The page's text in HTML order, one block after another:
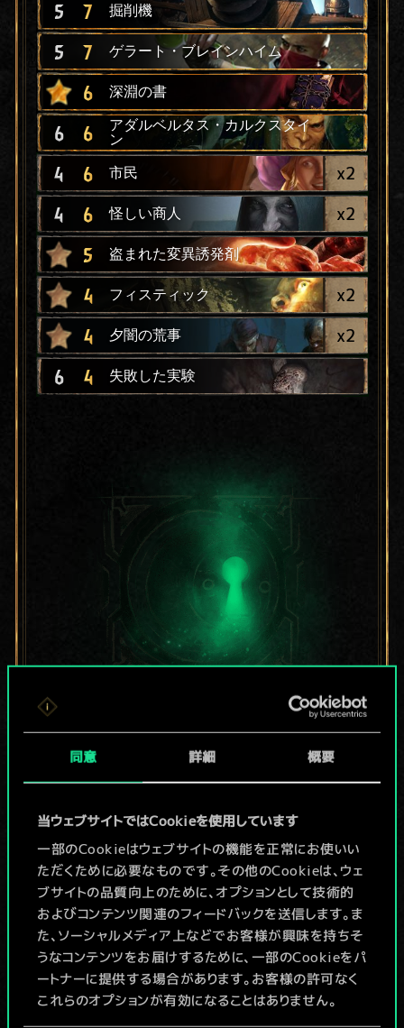
同意 詳細 概要
当ウェブサイトではCookieを使用しています
一部のCookieはウェブサイトの機能を正常にお使いい
ただくために必要なものです。その他のCookieは、ウェ
ブサイトの品質向上のために、オプションとして技術的
およびコンテンツ関連のフィードバックを送信します。ま
た、ソーシャルメディア上などでお客様が興味を持ちそ
うなコンテンツをお届けするために、一部のCookieをパ
ートナーに提供する場合があります。お客様の許可なく
これらのオプションが有効になることはありません。
5 7 掘削機
5 7 ゲラート・ブレインハイム
6 深淵の書
6 6
アダルベルタス・カルクスタイ
ン
4 6 市民 x2
4 6 怪しい商人 x2
5 盗まれた変異誘発剤
4 フィスティック x2
4 夕闇の荒事 x2
6 4 失敗した実験
現在はまだこれし
か共有デッキがあ
りませんが、
続々追加中！
デッキ名入力＆ガイドを作成
デッキを編集